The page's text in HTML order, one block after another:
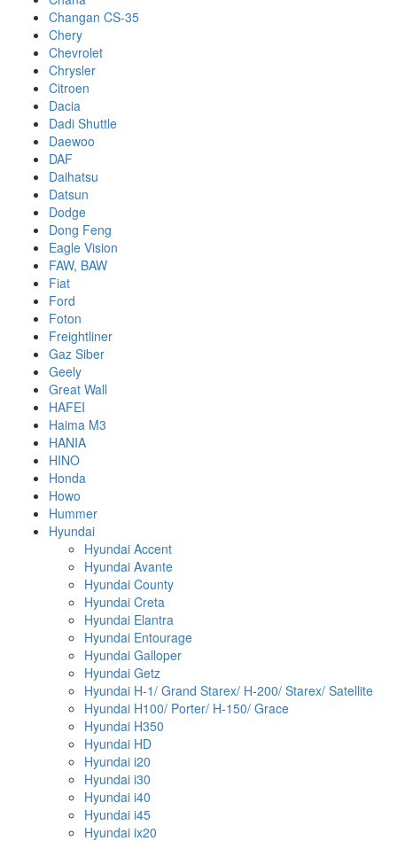
Changan CS-35
Chery
Chevrolet
Chrysler
Citroen
Dacia
Dadi Shuttle
Daewoo
DAF
Daihatsu
Datsun
Dodge
Dong Feng
Eagle Vision
FAW, BAW
Fiat
Ford
Foton
Freightliner
Gaz Siber
Geely
Great Wall
HAFEI
Haima M3
HANIA
HINO
Honda
Howo
Hummer
Hyundai
Hyundai Accent
Hyundai Avante
Hyundai County
Hyundai Creta
Hyundai Elantra
Hyundai Entourage
Hyundai Galloper
Hyundai Getz
Hyundai H-1/ Grand Starex/ H-200/ Starex/ Satellite
Hyundai H100/ Porter/ H-150/ Grace
Hyundai H350
Hyundai HD
Hyundai i20
Hyundai i30
Hyundai i40
Hyundai i45
Hyundai ix20